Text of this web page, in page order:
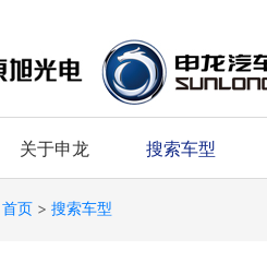
关于申龙 搜索车型
首页 > 搜索车型